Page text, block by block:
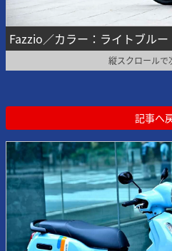
Fazzio／カラー：ライトブルー
縦スクロールで
記事へ